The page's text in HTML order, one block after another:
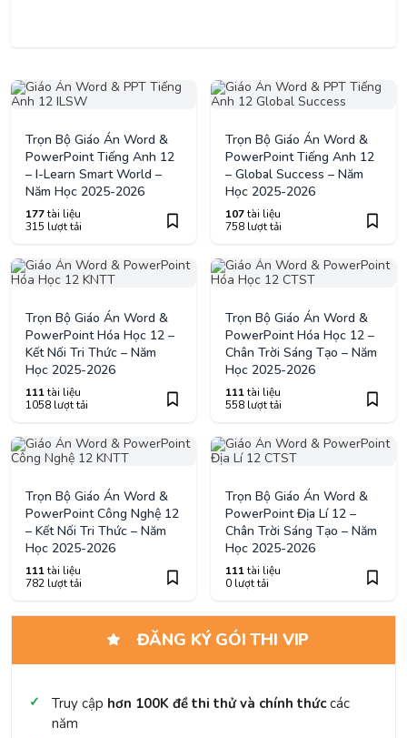
Trọn Bộ Giáo Án Word &
PowerPoint Tiếng Anh 12
– I-Learn Smart World –
Năm Học 2025-2026
177tài liệu
315 lượt tải
Trọn Bộ Giáo Án Word &
PowerPoint Tiếng Anh 12
– Global Success – Năm
Học 2025-2026
107tài liệu
758 lượt tải
Trọn Bộ Giáo Án Word &
PowerPoint Hóa Học 12 –
Kết Nối Tri Thức – Năm
Học 2025-2026
111tài liệu
1058 lượt tải
Trọn Bộ Giáo Án Word &
PowerPoint Hóa Học 12 –
Chân Trời Sáng Tạo – Năm
Học 2025-2026
111tài liệu
558 lượt tải
Trọn Bộ Giáo Án Word &
PowerPoint Công Nghệ 12
– Kết Nối Tri Thức – Năm
Học 2025-2026
111tài liệu
782 lượt tải
Trọn Bộ Giáo Án Word &
PowerPoint Địa Lí 12 –
Chân Trời Sáng Tạo – Năm
Học 2025-2026
111tài liệu
0 lượt tải
ĐĂNG KÝ GÓI THI VIP
Truy cập hơn 100K đề thi thử và chính thứccác
năm